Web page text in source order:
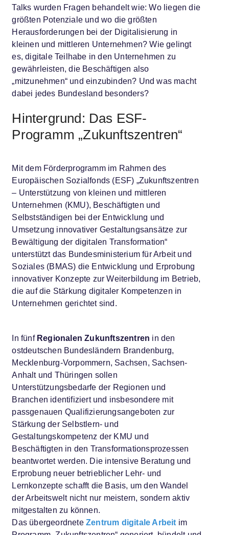
Talks wurden Fragen behandelt wie: Wo liegen die
größten Potenziale und wo die größten
Herausforderungen bei der Digitalisierung in
kleinen und mittleren Unternehmen? Wie gelingt
es, digitale Teilhabe in den Unternehmen zu
gewährleisten, die Beschäftigen also
„mitzunehmen“ und einzubinden? Und was macht
dabei jedes Bundesland besonders?
Hintergrund: Das ESF-
Programm „Zukunftszentren“
Mit dem Förderprogramm im Rahmen des
Europäischen Sozialfonds (ESF) „Zukunftszentren
– Unterstützung von kleinen und mittleren
Unternehmen (KMU), Beschäftigten und
Selbstständigen bei der Entwicklung und
Umsetzung innovativer Gestaltungsansätze zur
Bewältigung der digitalen Transformation“
unterstützt das Bundesministerium für Arbeit und
Soziales (BMAS) die Entwicklung und Erprobung
innovativer Konzepte zur Weiterbildung im Betrieb,
die auf die Stärkung digitaler Kompetenzen in
Unternehmen gerichtet sind.
In fünf Regionalen Zukunftszentren in den
ostdeutschen Bundesländern Brandenburg,
Mecklenburg-Vorpommern, Sachsen, Sachsen-
Anhalt und Thüringen sollen
Unterstützungsbedarfe der Regionen und
Branchen identifiziert und insbesondere mit
passgenauen Qualifizierungsangeboten zur
Stärkung der Selbstlern- und
Gestaltungskompetenz der KMU und
Beschäftigten in den Transformationsprozessen
beantwortet werden. Die intensive Beratung und
Erprobung neuer betrieblicher Lehr- und
Lernkonzepte schafft die Basis, um den Wandel
der Arbeitswelt nicht nur meistern, sondern aktiv
mitgestalten zu können.
Das übergeordneteZentrum digitale Arbeit im